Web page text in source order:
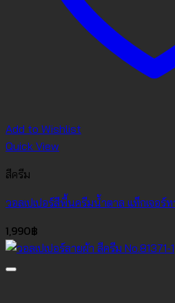
Add to Wishlist
Quick View
สีครีม
วอลเปเปอร์สีพื้นครีมน้ำตาล แท็กเจอร์
1,990฿